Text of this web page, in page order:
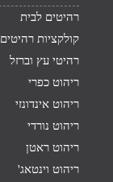
רהיטים לבית
קולקציות רהיטים
רהיטי עץ וברזל
ריהוט כפרי
ריהוט אינדונזי
ריהוט נורדי
ריהוט ראטן
ריהוט וינטאג'